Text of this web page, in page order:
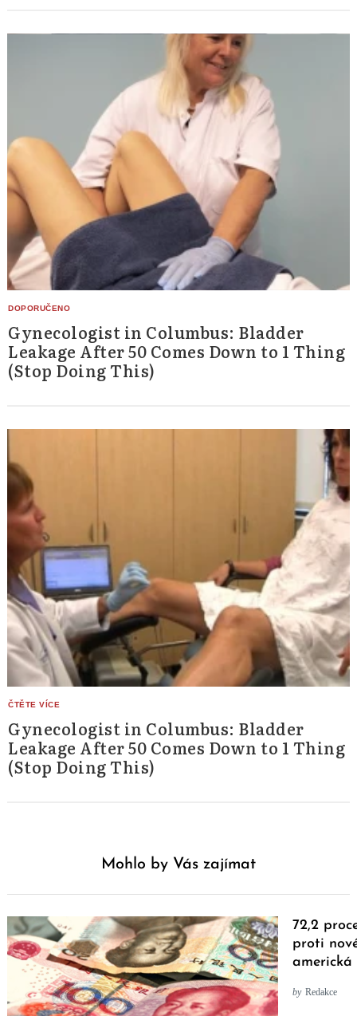
Gynecologist in Columbus: Bladder
Leakage After 50 Comes Down to 1 Thing
(Stop Doing This)
Gynecologist in Columbus: Bladder
Leakage After 50 Comes Down to 1 Thing
(Stop Doing This)
Mohlo by Vás zajímat
72,2
proti
americká
by Redakce